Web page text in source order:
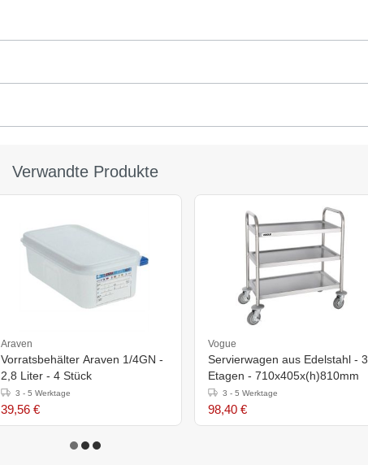
Verwandte Produkte
Araven
Vorratsbehälter Araven 1/4GN -
2,8 Liter - 4 Stück
3 - 5 Werktage
39,56 €
Vogue
Servierwagen aus Edelstahl - 3
Etagen - 710x405x(h)810mm
3 - 5 Werktage
98,40 €